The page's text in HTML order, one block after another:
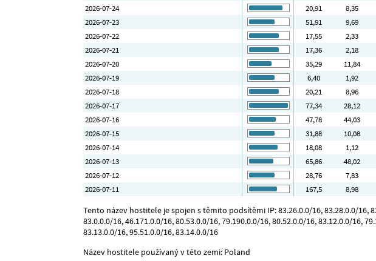
2026-07-24
20,91 8,35
2026-07-23
51,91 9,69
2026-07-22
17,55 2,33
2026-07-21
17,36 2,18
2026-07-20
35,29 11,84
2026-07-19
6,40 1,92
2026-07-18
20,21 8,96
2026-07-17
77,34 28,12
2026-07-16
47,78 44,03
2026-07-15
31,88 10,08
2026-07-14
18,08 1,12
2026-07-13
65,86 48,02
2026-07-12
28,76 7,83
2026-07-11
167,5 8,98
Tento název hostitele je spojen s těmito podsítěmi IP: 83.26.0.0/16, 83.28.0.0/16,
83.0.0.0/16, 46.171.0.0/16, 80.53.0.0/16, 79.190.0.0/16, 80.52.0.0/16, 83.12.0.0/16,
83.13.0.0/16, 95.51.0.0/16, 83.14.0.0/16
Název hostitele používaný v této zemi: Poland